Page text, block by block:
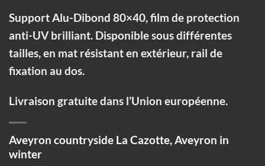
Support Alu-Dibond 80×40, film de protection
anti-UV brilliant. Disponible sous différentes
tailles, en mat résistant en extérieur, rail de
fixation au dos.
Livraison gratuite dans l’Union européenne.
Aveyron countryside La Cazotte, Aveyron in
winter